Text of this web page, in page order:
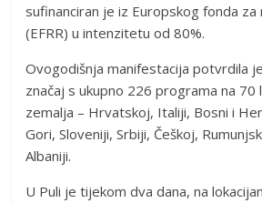
sufinanciran je iz Europskog fonda
(EFRR) u intenzitetu od 80%.
Ovogodišnja manifestacija potvrdila
značaj s ukupno 226 programa na 70
zemalja – Hrvatskoj, Italiji, Bosni i
Gori, Sloveniji, Srbiji, Češkoj,
Albaniji.
U Puli je tijekom dva dana, na